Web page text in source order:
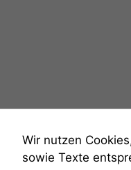
Wir nutzen
sowie Texte